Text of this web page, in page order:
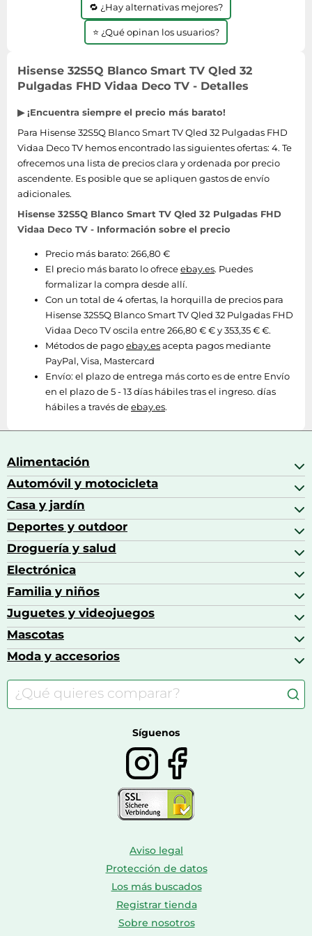
🔁 ¿Hay alternativas mejores?
⭐ ¿Qué opinan los usuarios?
Hisense 32S5Q Blanco Smart TV Qled 32
Pulgadas FHD Vidaa Deco TV - Detalles
▶ ¡Encuentra siempre el precio más barato!
Para Hisense 32S5Q Blanco Smart TV Qled 32 Pulgadas FHD
Vidaa Deco TV hemos encontrado las siguientes ofertas: 4. Te
ofrecemos una lista de precios clara y ordenada por precio
ascendente. Es posible que se apliquen gastos de envío
adicionales.
Hisense 32S5Q Blanco Smart TV Qled 32 Pulgadas FHD
Vidaa Deco TV - Información sobre el precio
Precio más barato: 266,80 €
El precio más barato lo ofreceebay.es. Puedes
formalizar la compra desde allí.
Con un total de 4 ofertas, la horquilla de precios para
Hisense 32S5Q Blanco Smart TV Qled 32 Pulgadas FHD
Vidaa Deco TV oscila entre 266,80 € € y 353,35 € €.
Métodos de pagoebay.esacepta pagos mediante
PayPal, Visa, Mastercard
Envío: el plazo de entrega más corto es de entre Envío
en el plazo de 5 - 13 días hábiles tras el ingreso. días
hábiles a través deebay.es.
Alimentación
Bebidas
Bebidas espirituosas
Brandy
Café
Automóvil y motocicleta
Accesorios para coche
Aceite de motor y manutención
Aceites motor
Altavoces coche
Casa y jardín
Accesorios de hogar y cocina
Aires acondicionados
Artículos de decoración
Barbacoas
Deportes y outdoor
Balones de fútbol
Bicicletas
Bicicletas elípticas
Bolsas bicicleta
Droguería y salud
Alimentación del bebé
Alimentación y lactancia
Artículos de limpieza del hogar
Básculas de baño
Electrónica
Altavoces
Aspiradoras
Auriculares
Cafeteras de cápsulas
Familia y niños
Accesorios para el bebé
Alimentación y lactancia
Calzado infantil
Carritos de bebé
Juguetes y videojuegos
Accesorios gaming
Barbies
Consolas
Mascotas
Accesorios para caballos
Comida para perros
Farmacia veterinaria
Moda y accesorios
Accesorios de moda
Bolsos y maletas
Botas mujer
Síguenos
Aviso legal
Protección de datos
Los más buscados
Registrar tienda
Sobre nosotros